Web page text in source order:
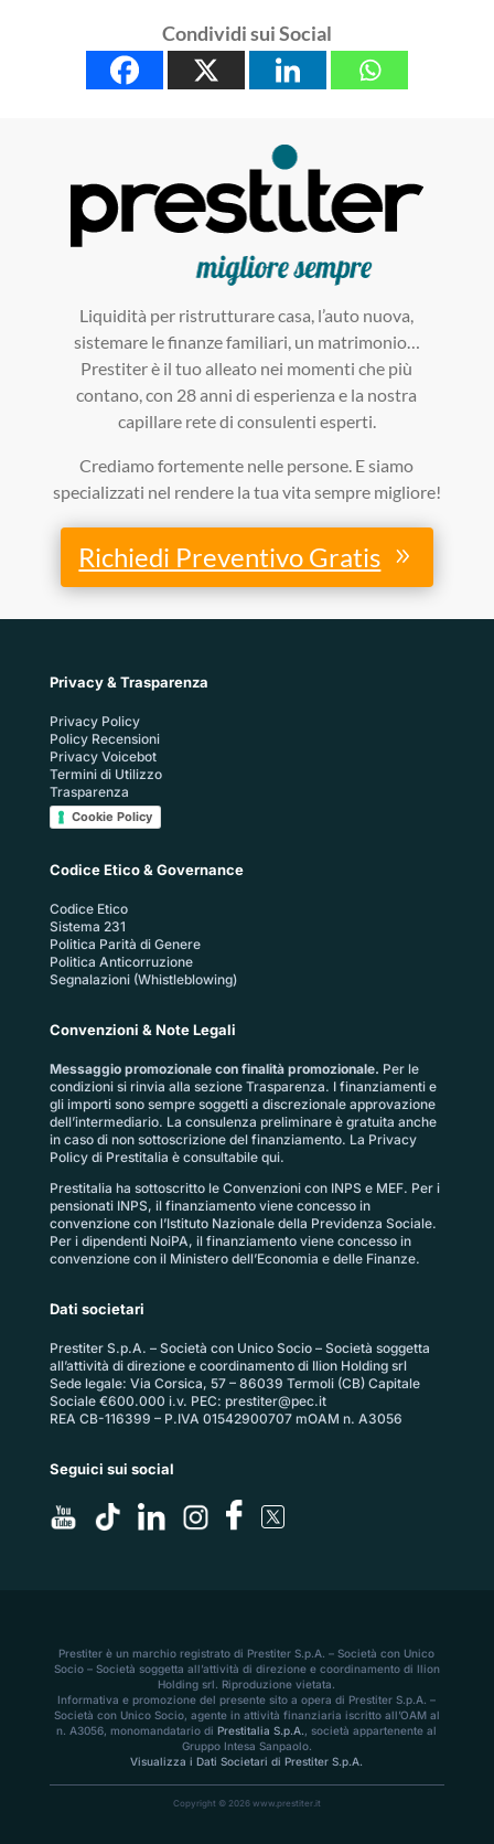
Condividi sui Social
Liquidità per ristrutturare casa, l’auto nuova,
sistemare le finanze familiari, un matrimonio…
Prestiter è il tuo alleato nei momenti che più
contano, con 28 anni di esperienza e la nostra
capillare rete di consulenti esperti.
Crediamo fortemente nelle persone. E siamo
specializzati nel rendere la tua vita sempre migliore!
Richiedi Preventivo Gratis
Privacy & Trasparenza
Privacy Policy
Policy Recensioni
Privacy Voicebot
Termini di Utilizzo
Trasparenza
Cookie Policy
Codice Etico & Governance
Codice Etico
Sistema 231
Politica Parità di Genere
Politica Anticorruzione
Segnalazioni (Whistleblowing)
Convenzioni & Note Legali
Messaggio promozionale con finalità promozionale. Per le
condizioni si rinvia alla sezione Trasparenza. I finanziamenti e
gli importi sono sempre soggetti a discrezionale approvazione
dell’intermediario. La consulenza preliminare è gratuita anche
in caso di non sottoscrizione del finanziamento. La Privacy
Policy di Prestitalia è consultabile qui.
Prestitalia ha sottoscritto le Convenzioni con INPS e MEF. Per i
pensionati INPS, il finanziamento viene concesso in
convenzione con l’Istituto Nazionale della Previdenza Sociale.
Per i dipendenti NoiPA, il finanziamento viene concesso in
convenzione con il Ministero dell’Economia e delle Finanze.
Dati societari
Prestiter S.p.A. – Società con Unico Socio – Società soggetta
all’attività di direzione e coordinamento di Ilion Holding srl
Sede legale: Via Corsica, 57 – 86039 Termoli (CB) Capitale
Sociale €600.000 i.v. PEC: prestiter@pec.it
REA CB-116399 – P.IVA 01542900707 mOAM n. A3056
Seguici sui social
Prestiter è un marchio registrato di Prestiter S.p.A. – Società con Unico
Socio – Società soggetta all’attività di direzione e coordinamento di Ilion
Holding srl. Riproduzione vietata.
Informativa e promozione del presente sito a opera di Prestiter S.p.A. –
Società con Unico Socio, agente in attività finanziaria iscritto all’OAM al
n. A3056, monomandatario diPrestitalia S.p.A., società appartenente al
Gruppo Intesa Sanpaolo.
Visualizza i Dati Societari di Prestiter S.p.A.
Copyright © 2026 www.prestiter.it